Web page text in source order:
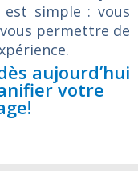
simple : vous
permettre de
aujourd’hui
votre